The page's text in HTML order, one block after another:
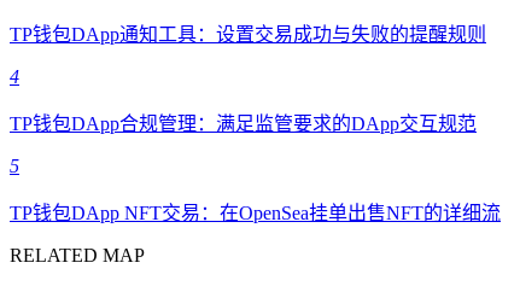
TP钱包DApp通知工具：设置交易成功与失败的提醒规则
4
TP钱包DApp合规管理：满足监管要求的DApp交互规范
5
TP钱包DApp NFT交易：在OpenSea挂单出售NFT的详细流
RELATED MAP